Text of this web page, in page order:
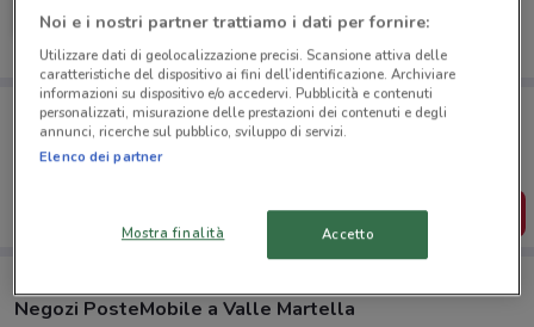
Scade il 05/09 9.4 km
Porta DoveConviene sempre con te!
Puoi trovare le migliori offerte dei negozi vicino a te,
salvarle e creare la tua lista del risparmio, comodamente
dal tuo cellulare.
SCARICA L’APP
Negozi PosteMobile a Valle Martella
Noi e i nostri partner trattiamo i dati per fornire:
Utilizzare dati di geolocalizzazione precisi. Scansione attiva delle
caratteristiche del dispositivo ai fini dell’identificazione. Archiviare
informazioni su dispositivo e/o accedervi. Pubblicità e contenuti
personalizzati, misurazione delle prestazioni dei contenuti e degli
annunci, ricerche sul pubblico, sviluppo di servizi.
Elenco dei partner
Mostra finalità Accetto